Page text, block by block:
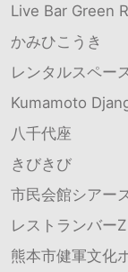
Live Bar Green
かみひこうき
レンタルスペー
Kumamoto
八千代座
きびきび
市民会館シアー
レストランバーZ
熊本市健軍文化